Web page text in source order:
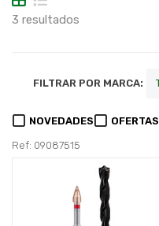
3 resultados
FILTRAR POR MARCA:
NOVEDADES OFERTAS
Ref: 09087515